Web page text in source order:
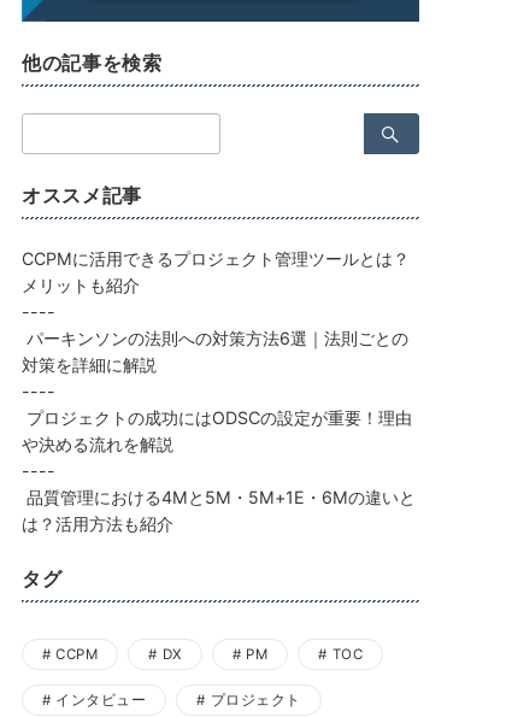
他の記事を検索
索：
オススメ記事
CCPMに活用できるプロジェクト管理ツールとは？
メリットも紹介
----
パーキンソンの法則への対策方法6選｜法則ごとの
対策を詳細に解説
----
プロジェクトの成功にはODSCの設定が重要！理由
や決める流れを解説
----
品質管理における4Mと5M・5M+1E・6Mの違いと
は？活用方法も紹介
タグ
CCPM DX PM TOC
インタビュー プロジェクト